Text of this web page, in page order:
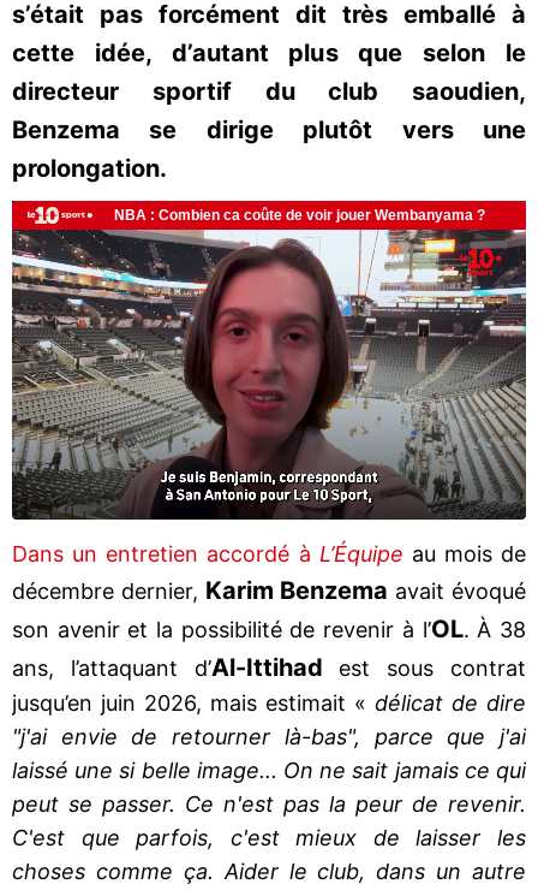
s’était pas forcément dit très emballé à
cette idée, d’autant plus que selon le
directeur sportif du club saoudien,
Benzema se dirige plutôt vers une
prolongation.
Dans un entretien accordé à L’Équipe au mois de
décembre dernier, Karim Benzema avait évoqué
son avenir et la possibilité de revenir à l’OL. À 38
ans, l’attaquant d’Al-Ittihad est sous contrat
jusqu’en juin 2026, mais estimait « délicat de dire
"j'ai envie de retourner là-bas", parce que j'ai
laissé une si belle image... On ne sait jamais ce qui
peut se passer. Ce n'est pas la peur de revenir.
C'est que parfois, c'est mieux de laisser les
choses comme ça. Aider le club, dans un autre